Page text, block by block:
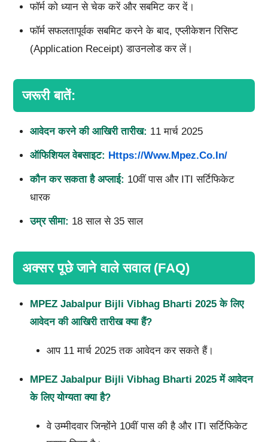
फॉर्म को ध्यान से चेक करें और सबमिट कर दें।
फॉर्म सफलतापूर्वक सबमिट करने के बाद, एप्लीकेशन रिसिप्ट
(Application Receipt) डाउनलोड कर लें।
जरूरी बातें:
आवेदन करने की आखिरी तारीख: 11 मार्च 2025
ऑफिशियल वेबसाइट: Https://www.mpez.co.in/
कौन कर सकता है अप्लाई: 10वीं पास और ITI सर्टिफिकेट
धारक
उम्र सीमा: 18 साल से 35 साल
अक्सर पूछे जाने वाले सवाल (FAQ)
MPEZ Jabalpur Bijli Vibhag Bharti 2025के लिए
आवेदन की आखिरी तारीख क्या हैं?
आप 11 मार्च 2025 तक आवेदन कर सकते हैं।
MPEZ Jabalpur Bijli Vibhag Bharti 2025 में आवेदन
के लिए योग्यता क्या है?
वे उम्मीदवार जिन्होंने 10वीं पास की है और ITI सर्टिफिकेट